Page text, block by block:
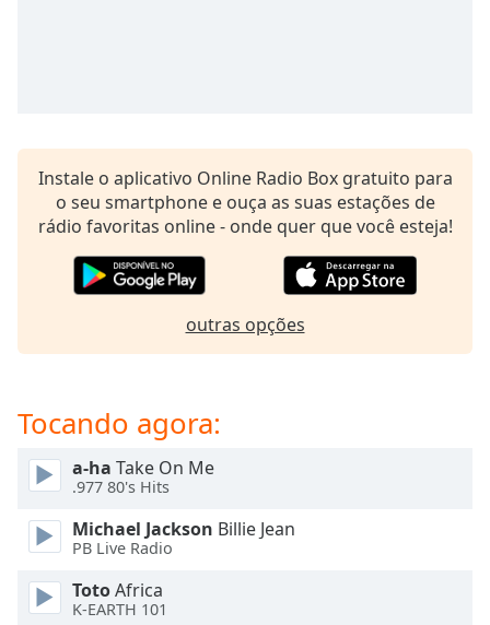
descriptions
off
selected
opens
dialog
off
selected
Audio
Track
Picture-
in-
Instale o aplicativo Online Radio Box gratuito para
o seu smartphone e ouça as suas estações de
rádio favoritas online - onde quer que você esteja!
outras opções
Tocando agora:
a-ha Take On Me
.977 80's Hits
Michael Jackson Billie Jean
PB Live Radio
TotoAfrica
K-EARTH 101